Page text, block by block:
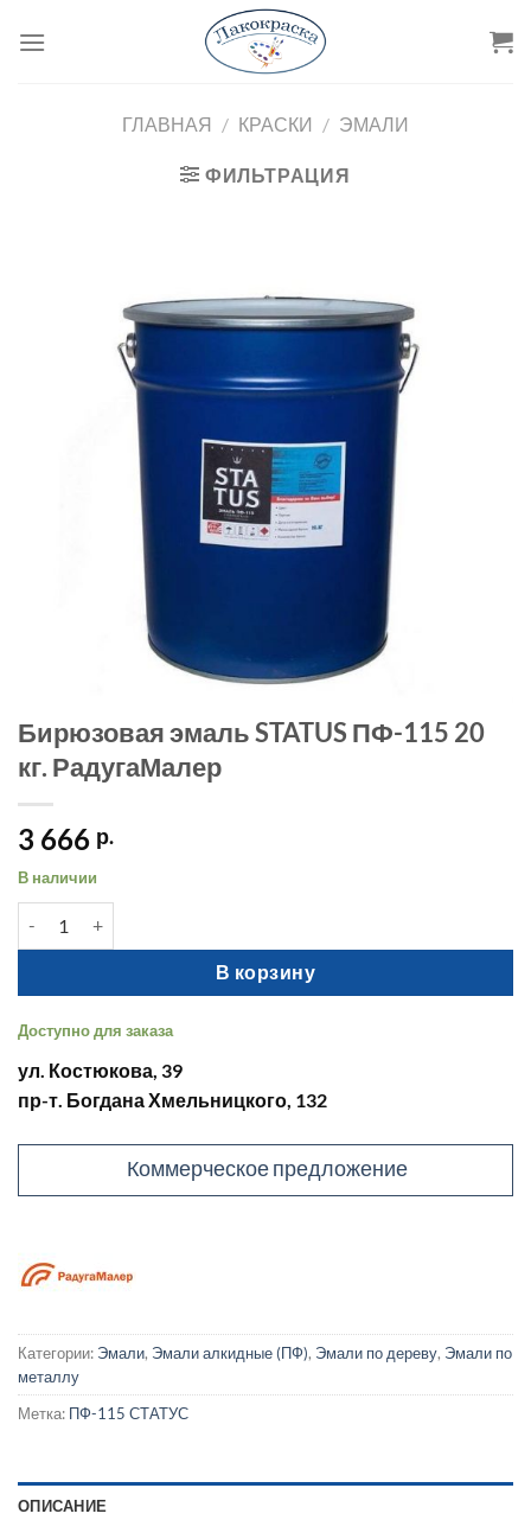
ГЛАВНАЯ / КРАСКИ / ЭМАЛИ
ФИЛЬТРАЦИЯ
Бирюзовая эмаль STATUS ПФ-115 20
кг. РадугаМалер
3 666 р.
В наличии
В корзину
Доступно для заказа
ул. Костюкова, 39
пр-т. Богдана Хмельницкого, 132
Коммерческое предложение
Категории: Эмали, Эмали алкидные (ПФ), Эмали по дереву, Эмали по
металлу
Метка: ПФ-115 СТАТУС
ОПИСАНИЕ